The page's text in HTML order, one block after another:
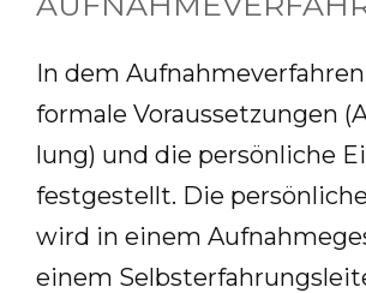
In dem
for­ma­le Vor­aus­set­zun­gen
lung) und die per­sön­li­che
fest­ge­stellt. Die
wird in ei­nem
ei­nem